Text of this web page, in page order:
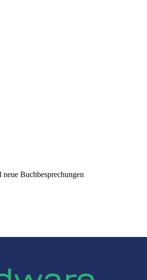
Buchbesprechungen